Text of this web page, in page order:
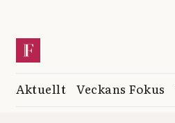
Aktuellt Veckans Fokus